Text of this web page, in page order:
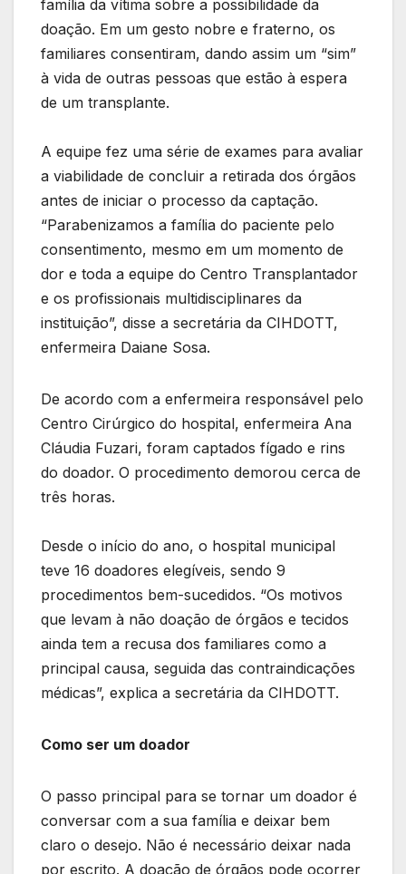
família da vítima sobre a possibilidade da
doação. Em um gesto nobre e fraterno, os
familiares consentiram, dando assim um “sim”
à vida de outras pessoas que estão à espera
de um transplante.
A equipe fez uma série de exames para avaliar
a viabilidade de concluir a retirada dos órgãos
antes de iniciar o processo da captação.
“Parabenizamos a família do paciente pelo
consentimento, mesmo em um momento de
dor e toda a equipe do Centro Transplantador
e os profissionais multidisciplinares da
instituição”, disse a secretária da CIHDOTT,
enfermeira Daiane Sosa.
De acordo com a enfermeira responsável pelo
Centro Cirúrgico do hospital, enfermeira Ana
Cláudia Fuzari, foram captados fígado e rins
do doador. O procedimento demorou cerca de
três horas.
Desde o início do ano, o hospital municipal
teve 16 doadores elegíveis, sendo 9
procedimentos bem-sucedidos. “Os motivos
que levam à não doação de órgãos e tecidos
ainda tem a recusa dos familiares como a
principal causa, seguida das contraindicações
médicas”, explica a secretária da CIHDOTT.
Como ser um doador
O passo principal para se tornar um doador é
conversar com a sua família e deixar bem
claro o desejo. Não é necessário deixar nada
por escrito. A doação de órgãos pode ocorrer